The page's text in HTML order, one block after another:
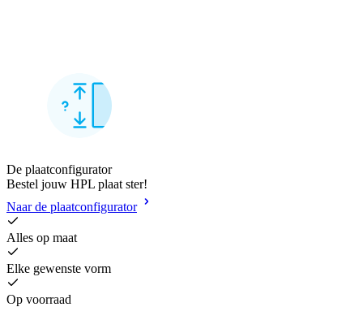
De plaatconfigurator
Bestel jouw HPL plaat ster!
Naar de plaatconfigurator
Alles op maat
Elke gewenste vorm
Op voorraad